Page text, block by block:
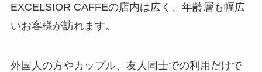
EXCELSIOR CAFFEの店内は広く、年齢層も幅広
いお客様が訪れます。
外国人の方やカップル、友人同士での利用だけで